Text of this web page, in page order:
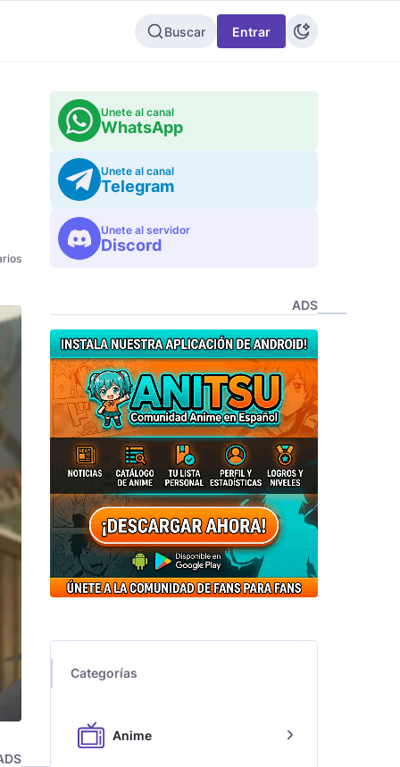
Buscar Entrar
Unete al canal
WhatsApp
Unete al canal
Telegram
Unete al servidor
Discord
ADS
Categorías
Anime